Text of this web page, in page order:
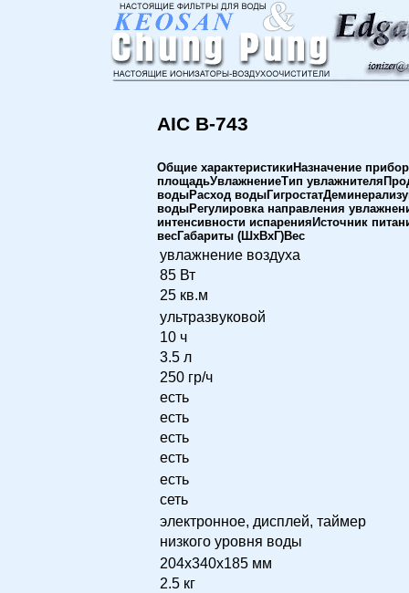
AIC B-743
Общие характеристикиНазначение
площадьУвлажнениеТип
водыРасход
водыРегулировка направления
интенсивности испаренияИсточник
весГабариты (ШхВхГ)Вес
увлажнение воздуха
85 Вт
25 кв.м
ультразвуковой
10 ч
3.5 л
250 гр/ч
есть
есть
есть
есть
есть
сеть
электронное, дисплей, таймер
низкого уровня воды
204x340x185 мм
2.5 кг